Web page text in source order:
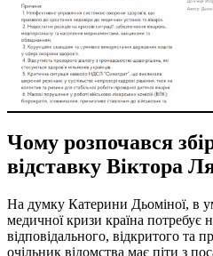
Чому розпочався
відставку Віктора
На думку Катерини Дьоміної, в
медичної кризи країна
відповідального, відкритого та
очільник відомства має піти з